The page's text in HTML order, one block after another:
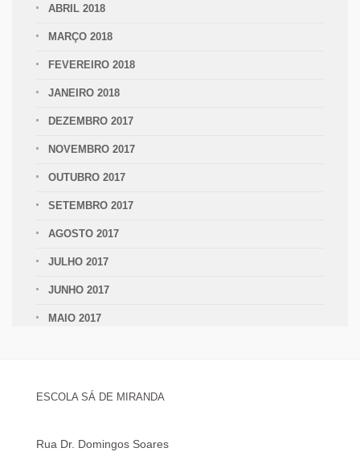
ABRIL 2018
MARÇO 2018
FEVEREIRO 2018
JANEIRO 2018
DEZEMBRO 2017
NOVEMBRO 2017
OUTUBRO 2017
SETEMBRO 2017
AGOSTO 2017
JULHO 2017
JUNHO 2017
MAIO 2017
ESCOLA SÁ DE MIRANDA
Rua Dr. Domingos Soares